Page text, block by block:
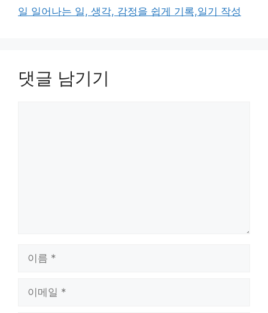
일 일어나는 일, 생각, 감정을 쉽게 기록,일기 작성
댓글 남기기